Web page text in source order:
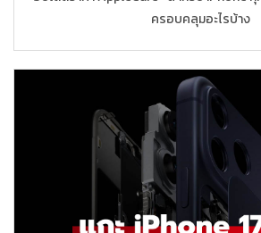
ครอบคลุมอะไรบ้าง